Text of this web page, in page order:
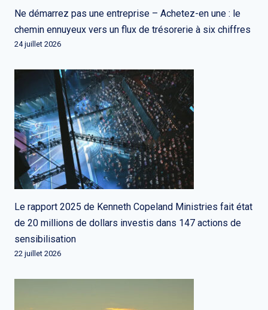
Ne démarrez pas une entreprise – Achetez-en une : le
chemin ennuyeux vers un flux de trésorerie à six chiffres
24 juillet 2026
Le rapport 2025 de Kenneth Copeland Ministries fait état
de 20 millions de dollars investis dans 147 actions de
sensibilisation
22 juillet 2026